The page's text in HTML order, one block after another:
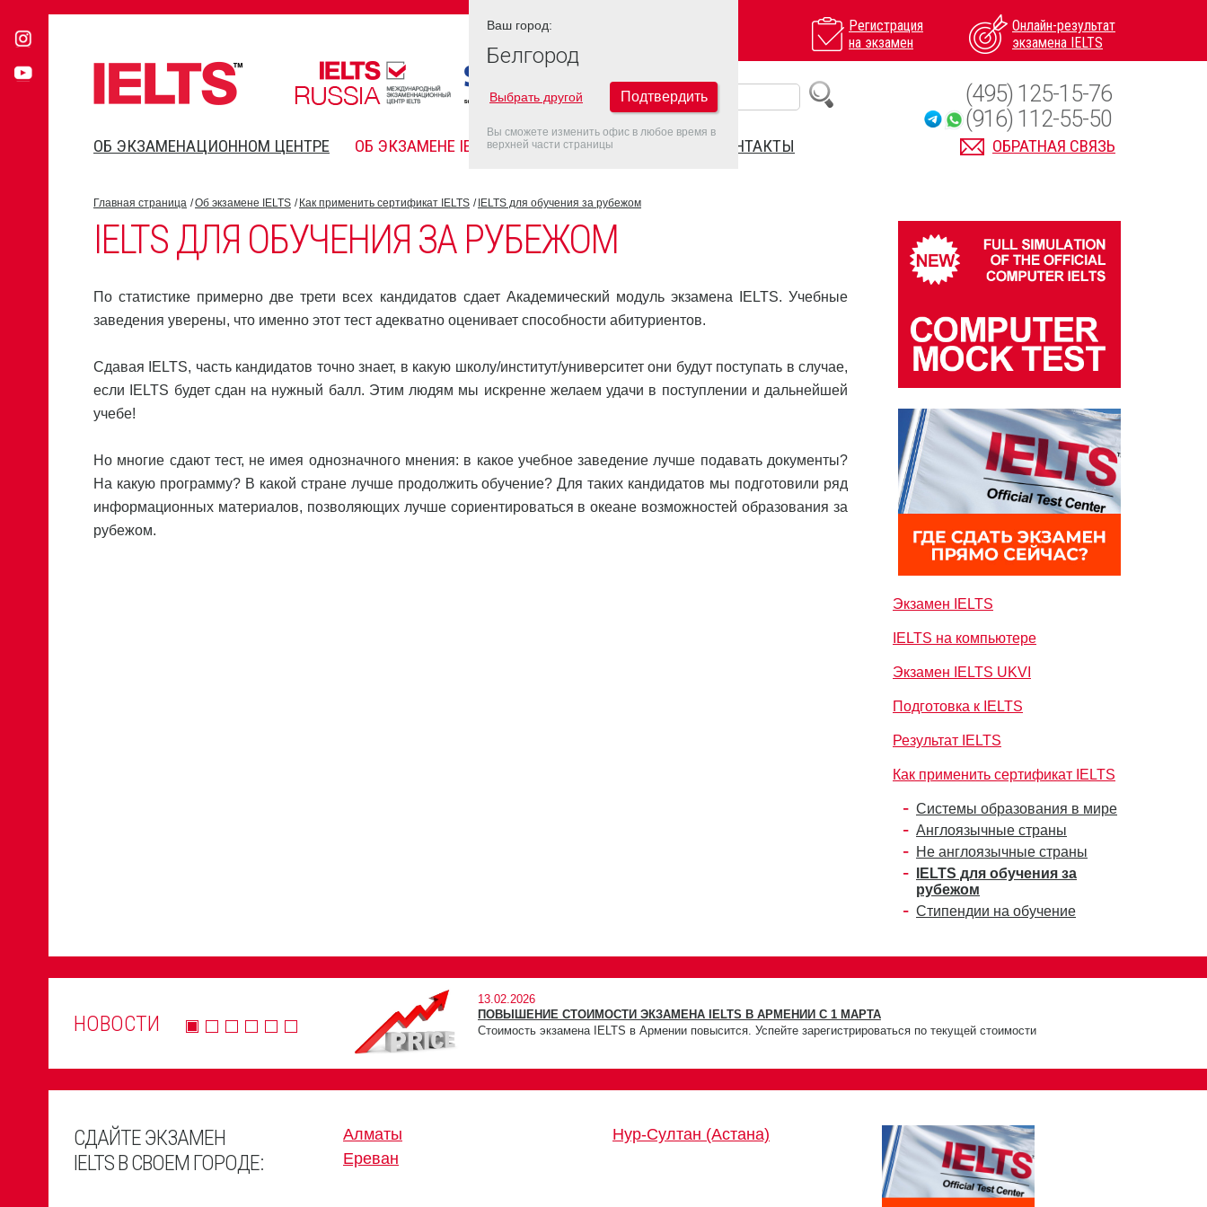
Регистрация
на экзамен
Онлайн-результат
экзамена IELTS
ОБ ЭКЗАМЕНАЦИОННОМ ЦЕНТРЕ ОБ ЭКЗАМЕНЕ IELTS FAQ ДАТЫ IELTS 2022 КОНТАКТЫ ОБРАТНАЯ СВЯЗЬ
(495) 125-15-76
(916) 112-55-50
Главная страница Об экзамене IELTS Как применить сертификат IELTS IELTS для обучения за рубежом
IELTS ДЛЯ ОБУЧЕНИЯ ЗА РУБЕЖОМ
По статистике примерно две трети всех кандидатов сдает Академический модуль экзамена IELTS. Учебные
заведения уверены, что именно этот тест адекватно оценивает способности абитуриентов.
Сдавая IELTS, часть кандидатов точно знает, в какую школу/институт/университет они будут поступать в случае,
если IELTS будет сдан на нужный балл. Этим людям мы искренне желаем удачи в поступлении и дальнейшей
учебе!
Но многие сдают тест, не имея однозначного мнения: в какое учебное заведение лучше подавать документы?
На какую программу? В какой стране лучше продолжить обучение? Для таких кандидатов мы подготовили ряд
информационных материалов, позволяющих лучше сориентироваться в океане возможностей образования за
рубежом.
Экзамен IELTS
IELTS на компьютере
Экзамен IELTS UKVI
Подготовка к IELTS
Результат IELTS
Как применить сертификат IELTS
Системы образования в мире
Англоязычные страны
Не англоязычные страны
IELTS для обучения за
рубежом
Стипендии на обучение
НОВОСТИ
13.02.2026
ПОВЫШЕНИЕ СТОИМОСТИ ЭКЗАМЕНА IELTS В АРМЕНИИ С 1 МАРТА
Стоимость экзамена IELTS в Армении повысится. Успейте зарегистрироваться по текущей стоимости
СДАЙТЕ ЭКЗАМЕН
IELTS В СВОЕМ ГОРОДЕ:
Алматы
Ереван
Нур-Султан (Астана)
Ваш город:
Белгород
Выбрать другой Подтвердить
Вы сможете изменить офис в любое время в
верхней части страницы